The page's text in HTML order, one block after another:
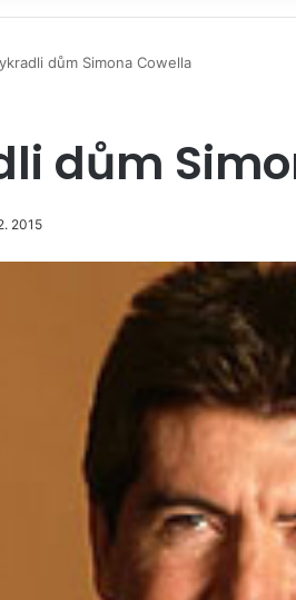
dům Simona Cowella
dům
2015